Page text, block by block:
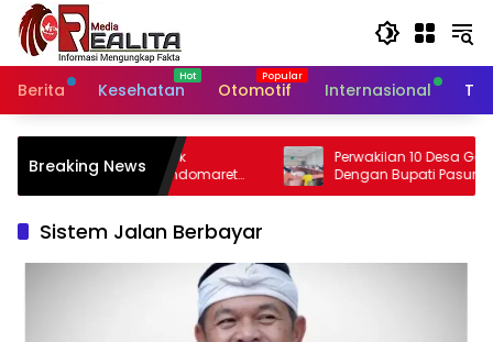
Langsung
konten
Berita
Kesehatan Otomotif Internasional
Breaking News Perwakilan 10 Desa Gelar Audensi
Dengan Bupati Pasuruan, Ini Sejumlah
Tuntutannya
Sistem Jalan Berbayar